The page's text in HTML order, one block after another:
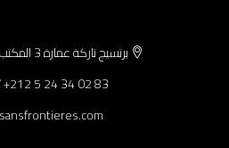
برتسيج تاركة عمارة 3 المكتب رقم 3 الطابق الأول مراكش
5 24 34 02 83